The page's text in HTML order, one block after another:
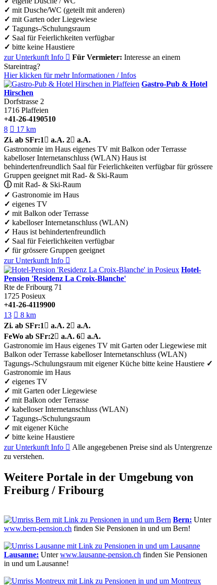
✓ mit Dusche/WC (geteilt mit anderen)
✓ mit Garten oder Liegewiese
✓ Tagungs-/Schulungsraum
✓ Saal für Feierlichkeiten verfügbar
✓ bitte keine Haustiere
zur Unterkunft Info  Für Vermieter: Interesse an einem
Stareintrag?
Hier klicken für mehrInformationen /Infos
Gastro-Pub & Hotel
Hirschen
Dorfstrasse 2
1716 Plaffeien
+41-26-4190510
8  17 km
Zi. ab SFr:1  a.A. 2 a.A.
Gastronomie im Haus eigenes TV mit Balkon oder Terrasse
kabelloser Internetanschluss (WLAN) Haus ist
behindertenfreundlich Saal für Feierlichkeiten verfügbar für grössere
Gruppen geeignet mit Rad- & Ski-Raum
ⓘmit Rad- & Ski-Raum
✓ Gastronomie im Haus
✓ eigenes TV
✓ mit Balkon oder Terrasse
✓ kabelloser Internetanschluss (WLAN)
✓ Haus ist behindertenfreundlich
✓ Saal für Feierlichkeiten verfügbar
✓ für grössere Gruppen geeignet
zur Unterkunft Info 
Hotel-
Pension 'Residenz La Croix-Blanche'
Rte de Fribourg 71
1725 Posieux
+41-26-4119900
13  8 km
Zi. ab SFr:1  a.A. 2 a.A.
FeWo ab SFr:2 a.A. 6 a.A.
Gastronomie im Haus eigenes TV mit Garten oder Liegewiese mit
Balkon oder Terrasse kabelloser Internetanschluss (WLAN)
Tagungs-/Schulungsraum mit eigener Küche bitte keine Haustiere ✓
Gastronomie im Haus
✓ eigenes TV
✓ mit Garten oder Liegewiese
✓ mit Balkon oder Terrasse
✓ kabelloser Internetanschluss (WLAN)
✓ Tagungs-/Schulungsraum
✓ mit eigener Küche
✓ bitte keine Haustiere
zur Unterkunft Info  Alle angegebenen Preise sind als Untergrenze
zu verstehen.
Weitere Portale in der Umgebung von
Freiburg / Fribourg
Bern: Unter
www.bern-pension.ch finden Sie Pensionen in und um Bern!
Lausanne: Unterwww.lausanne-pension.ch finden Sie Pensionen
in und um Lausanne!